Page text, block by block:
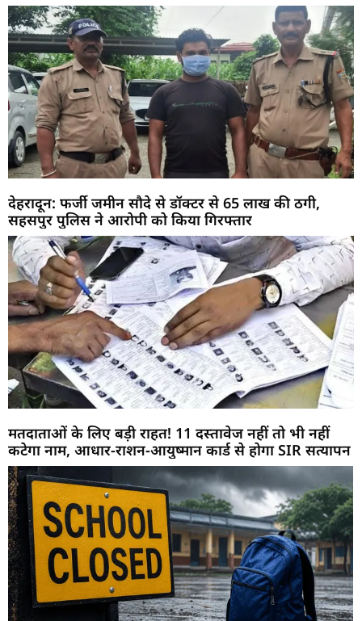
देहरादून: फर्जी जमीन सौदे से डॉक्टर से 65 लाख की ठगी,
सहसपुर पुलिस ने आरोपी को किया गिरफ्तार
मतदाताओं के लिए बड़ी राहत! 11 दस्तावेज नहीं तो भी नहीं
कटेगा नाम, आधार-राशन-आयुष्मान कार्ड से होगा SIR सत्यापन